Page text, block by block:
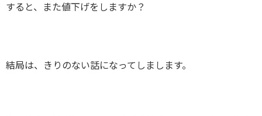
すると、また値下げをしますか？
結局は、きりのない話になってしまします。